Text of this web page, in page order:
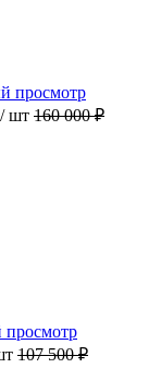
просмотр
/ шт 160 000 ₽
107 500 ₽